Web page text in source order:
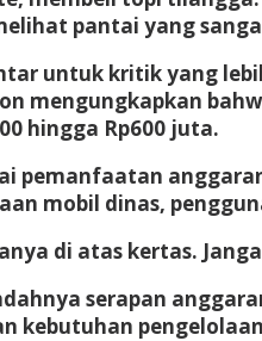
pantai yang
untuk kritik yang
mengungkapkan
hingga Rp600 juta.
pemanfaatan
mobil dinas,
di atas kertas.
serapan
kebutuhan